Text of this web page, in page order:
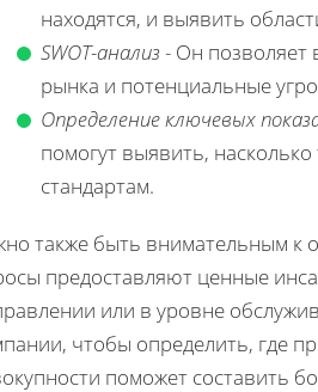
находятся, и выявить
SWOT-анализ - Он позволяет
рынка и потенциальные
Определение ключевых
помогут выявить,
стандартам.
также быть внимательным к
предоставляют ценные
или в уровне
чтобы определить, где
поможет составить